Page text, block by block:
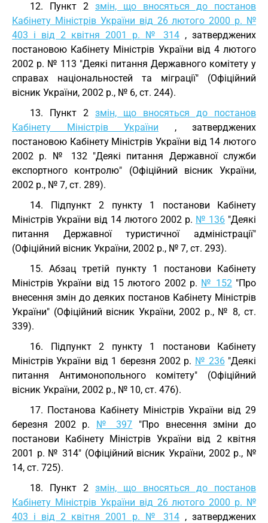
12. Пункт 2 змін, що вносяться до постанов
Кабінету Міністрів України від 26 лютого 2000 р. №
403 і від 2 квітня 2001 р. № 314 , затверджених
постановою Кабінету Міністрів України від 4 лютого
2002 р. № 113 "Деякі питання Державного комітету у
справах національностей та міграції" (Офіційний
вісник України, 2002 р., № 6, ст. 244).
13. Пункт 2 змін, що вносяться до постанов
Кабінету Міністрів України , затверджених
постановою Кабінету Міністрів України від 14 лютого
2002 р. № 132 "Деякі питання Державної служби
експортного контролю" (Офіційний вісник України,
2002 р., № 7, ст. 289).
14. Підпункт 2 пункту 1 постанови Кабінету
Міністрів України від 14 лютого 2002 р. № 136 "Деякі
питання Державної туристичної адміністрації"
(Офіційний вісник України, 2002 р., № 7, ст. 293).
15. Абзац третій пункту 1 постанови Кабінету
Міністрів України від 15 лютого 2002 р. № 152"Про
внесення змін до деяких постанов Кабінету Міністрів
України" (Офіційний вісник України, 2002 р., № 8, ст.
339).
16. Підпункт 2 пункту 1 постанови Кабінету
Міністрів України від 1 березня 2002 р. № 236"Деякі
питання Антимонопольного комітету" (Офіційний
вісник України, 2002 р., № 10, ст. 476).
17. Постанова Кабінету Міністрів України від 29
березня 2002 р. № 397 "Про внесення зміни до
постанови Кабінету Міністрів України від 2 квітня
2001 р. № 314" (Офіційний вісник України, 2002 р., №
14, ст. 725).
18. Пункт 2 змін, що вносяться до постанов
Кабінету Міністрів України від 26 лютого 2000 р. №
403 і від 2 квітня 2001 р. № 314 , затверджених